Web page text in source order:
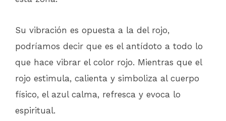
Su vibración es opuesta a la del rojo,
podríamos decir que es el antídoto a todo lo
que hace vibrar el color rojo. Mientras que el
rojo estimula, calienta y simboliza al cuerpo
físico, el azul calma, refresca y evoca lo
espiritual.